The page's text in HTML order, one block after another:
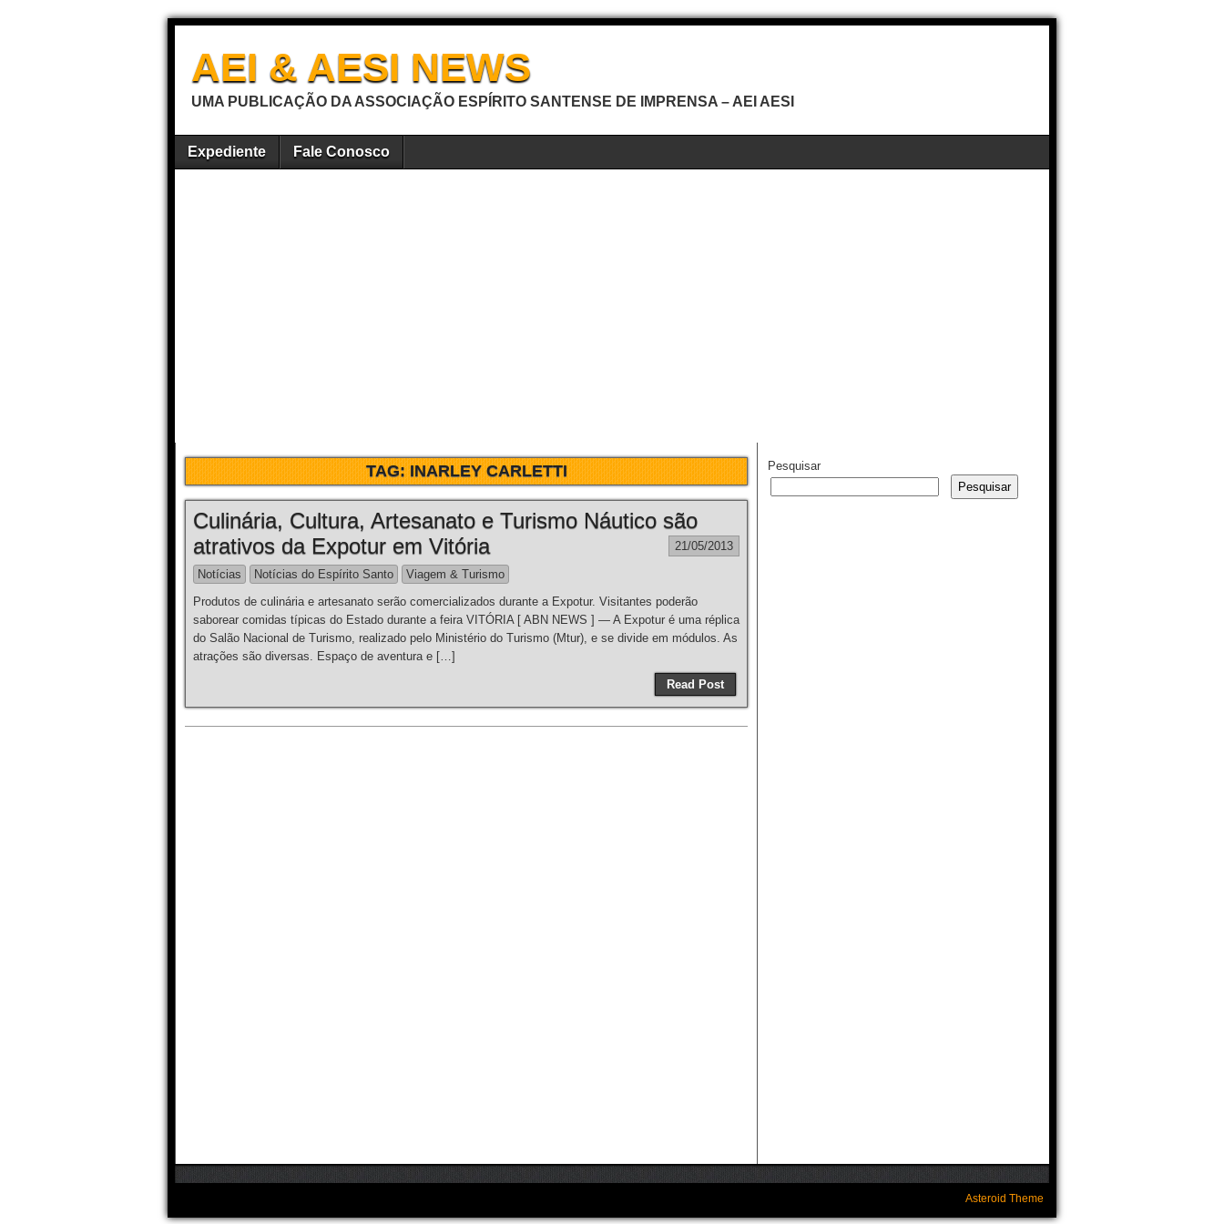
AEI & AESI NEWS
UMA PUBLICAÇÃO DA ASSOCIAÇÃO ESPÍRITO SANTENSE DE IMPRENSA – AEI AESI
Expediente Fale Conosco
TAG:INARLEY CARLETTI
Culinária, Cultura, Artesanato e Turismo Náutico são
atrativos da Expotur em Vitória
21/05/2013
Notícias Notícias do Espírito Santo
Viagem & Turismo
Produtos de culinária e artesanato serão comercializados durante a Expotur. Visitantes poderão
saborear comidas típicas do Estado durante a feira VITÓRIA [ ABN NEWS ] — A Expotur é uma réplica
do Salão Nacional de Turismo, realizado pelo Ministério do Turismo (Mtur), e se divide em módulos. As
atrações são diversas. Espaço de aventura e […]
Read Post
Pesquisar
Pesquisar
Asteroid Theme